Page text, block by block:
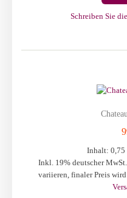
Schreiben Sie
Inhalt: 0,75
Inkl. 19% deutscher
variieren, finaler Preis